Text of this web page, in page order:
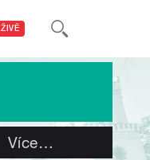
ŽIVĚ
Více…